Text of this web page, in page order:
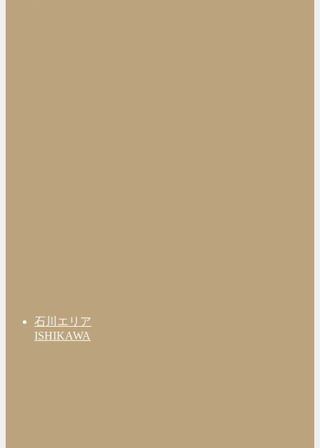
石川エリア
ISHIKAWA